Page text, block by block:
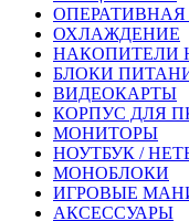
ОХЛАЖДЕНИЕ
НАКОПИТЕЛИ
БЛОКИ
ВИДЕОКАРТЫ
КОРПУС ДЛЯ
МОНИТОРЫ
НОУТБУК /
МОНОБЛОКИ
ИГРОВЫЕ
АКСЕССУАРЫ